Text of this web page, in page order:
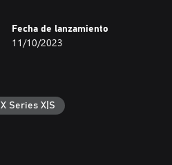
Fecha de lanzamiento
11/10/2023
Series X|S